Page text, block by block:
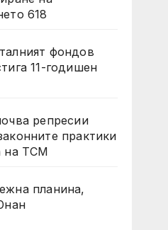
618
фондов
11-годишен
репресии
практики
на TCM
планина,